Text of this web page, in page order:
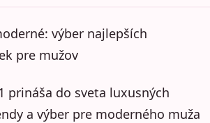
výber najlepších
pre mužov
prináša do sveta luxusných
a výber pre moderného muža